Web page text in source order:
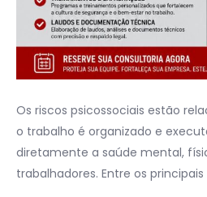
Os riscos psicossociais estão
o trabalho é organizado e
diretamente a saúde mental,
trabalhadores. Entre os